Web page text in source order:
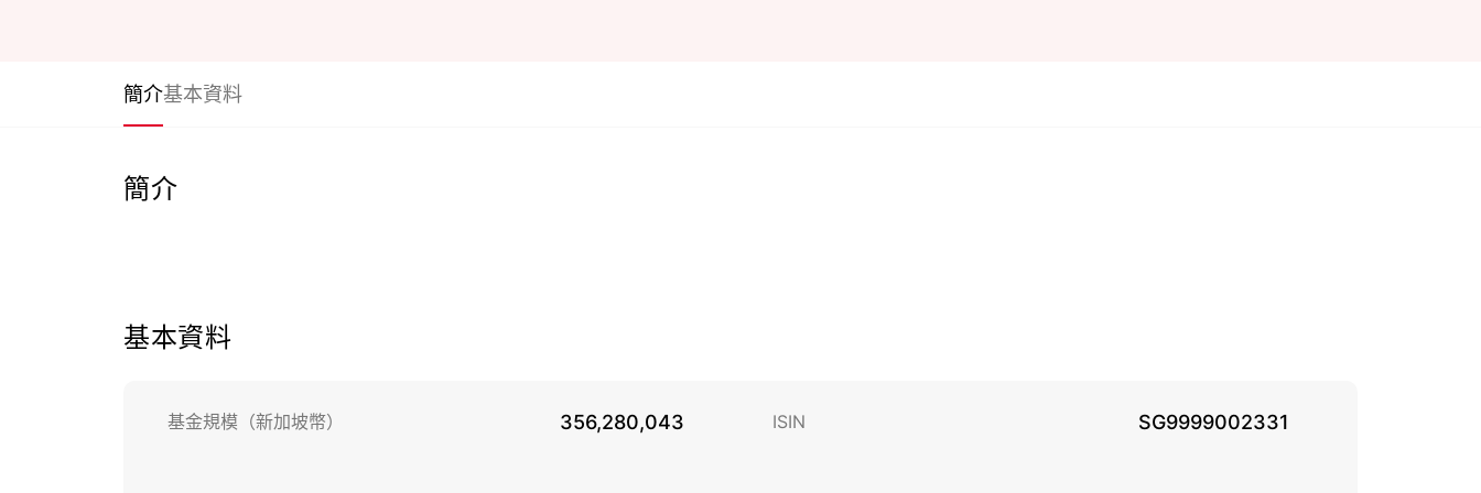
簡介基本資料
簡介
基本資料
基金規模（新加坡幣） 356,280,043 ISIN SG9999002331